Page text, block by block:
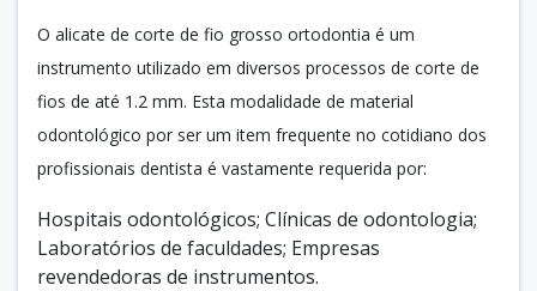
O alicate de corte de fio grosso ortodontia é um
instrumento utilizado em diversos processos de corte de
fios de até 1.2 mm. Esta modalidade de material
odontológico por ser um item frequente no cotidiano dos
profissionais dentista é vastamente requerida por:
Hospitais odontológicos; Clínicas de odontologia;
Laboratórios de faculdades; Empresas
revendedoras de instrumentos.